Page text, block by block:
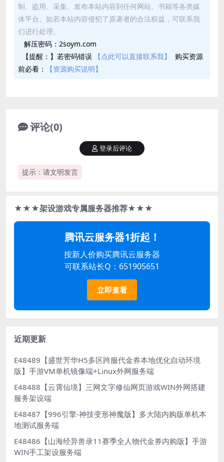
制、盗用、采集、发布本站内容到任何网站、书籍等各类媒
体平台。如若本站内容侵犯了原著者的合法权益，可联系我
们进行处理。
解压密码：2soym.com
【提醒：】若密码错误
【点此可以直接联系我】
购买资源
前必看：
【资源购买说明】
评论(0)
提示：请文明发言
登录后评论
★★★架设游戏专属服务器推荐★★★
腾讯云服务器1折起！
按新人价购买腾讯云服务器
可联系站长Q：651905651
立即查看
近期更新
E48489【盛世芳华H5多区跨服代金券本地优化自动环境
版】手游VM单机镜像端+Linux外网服务端
E48488【云霄仙境】三网文字修仙网页游戏WIN外网搭建
服务架设端
E48487【996引擎-神技变形神魔版】多大陆内购版单机本
地测试服务端
E48486【山海经异兽录11赛季全人物代金券内购版】手游
WIN手工架设服务端